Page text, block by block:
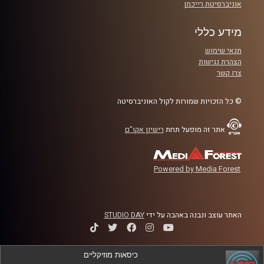
אוניברסיטת רייכמן
מידע כללי
תנאי שימוש
הצהרת נגישות
צרו קשר
© כל הזכויות שמורות לקול האוניברסיטה
אתר זה מופעל תחת רישיון אקו"ם
Powered by Media Forest
האתר עוצב ונבנה באהבה על ידיSTUDIO DAY
כיסאות מוזיקליים